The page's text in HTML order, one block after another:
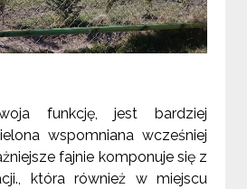
funkcję, jest bardziej
wspomniana wcześniej
fajnie komponuje się z
która również w miejscu